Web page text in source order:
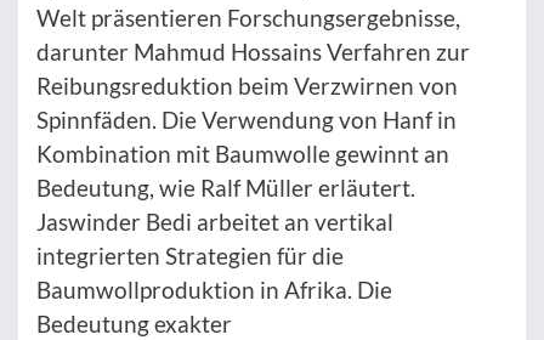
Welt präsentieren Forschungsergebnisse,
darunter Mahmud Hossains Verfahren zur
Reibungsreduktion beim Verzwirnen von
Spinnfäden. Die Verwendung von Hanf in
Kombination mit Baumwolle gewinnt an
Bedeutung, wie Ralf Müller erläutert.
Jaswinder Bedi arbeitet an vertikal
integrierten Strategien für die
Baumwollproduktion in Afrika. Die
Bedeutung exakter